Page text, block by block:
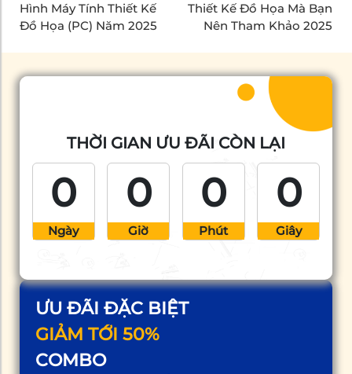
Hình Máy Tính Thiết Kế
Đồ Họa (PC) Năm 2025
Thiết Kế Đồ Họa Mà Bạn
Nên Tham Khảo 2025
ƯU ĐÃI ĐẶC BIỆT
GIẢM TỚI 50%
COMBO
THỜI GIAN ƯU ĐÃI CÒN LẠI
0
Ngày
0
Giờ
0
Phút
0
Giây